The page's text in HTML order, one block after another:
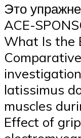
Это
ACE-
What Is the
latissimus
muscles
Effect of